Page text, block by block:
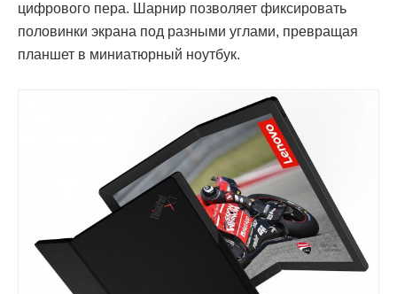
цифрового пера. Шарнир позволяет фиксировать
половинки экрана под разными углами, превращая
планшет в миниатюрный ноутбук.